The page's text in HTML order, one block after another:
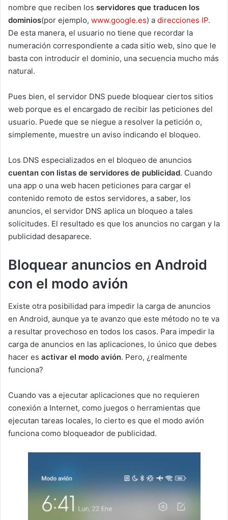
nombre que reciben los servidores que traducen los
dominios(por ejemplo, www.google.es) a direcciones IP.
De esta manera, el usuario no tiene que recordar la
numeración correspondiente a cada sitio web, sino que le
basta con introducir el dominio, una secuencia mucho más
natural.
Pues bien, el servidor DNS puede bloquear ciertos sitios
web porque es el encargado de recibir las peticiones del
usuario. Puede que se niegue a resolver la petición o,
simplemente, muestre un aviso indicando el bloqueo.
Los DNS especializados en el bloqueo de anuncios
cuentan con listas de servidores de publicidad. Cuando
una app o una web hacen peticiones para cargar el
contenido remoto de estos servidores, a saber, los
anuncios, el servidor DNS aplica un bloqueo a tales
solicitudes. El resultado es que los anuncios no cargan y la
publicidad desaparece.
Bloquear anuncios en Android
con el modo avión
Existe otra posibilidad para impedir la carga de anuncios
en Android, aunque ya te avanzo que este método no te va
a resultar provechoso en todos los casos. Para impedir la
carga de anuncios en las aplicaciones, lo único que debes
hacer es activar el modo avión. Pero, ¿realmente
funciona?
Cuando vas a ejecutar aplicaciones que no requieren
conexión a Internet, como juegos o herramientas que
ejecutan tareas locales, lo cierto es que el modo avión
funciona como bloqueador de publicidad.